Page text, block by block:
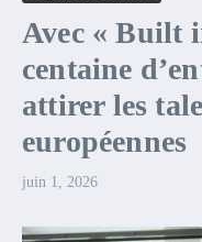
Avec « Built
centaine
attirer les
européennes
juin 1, 2026